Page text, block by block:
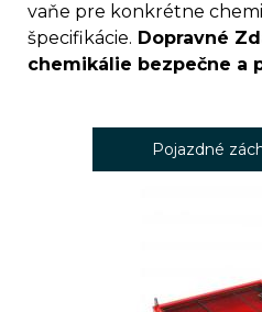
vaňe pre konkrétne
špecifikácie. Dopravné
chemikálie bezpečne a
Pojazdné